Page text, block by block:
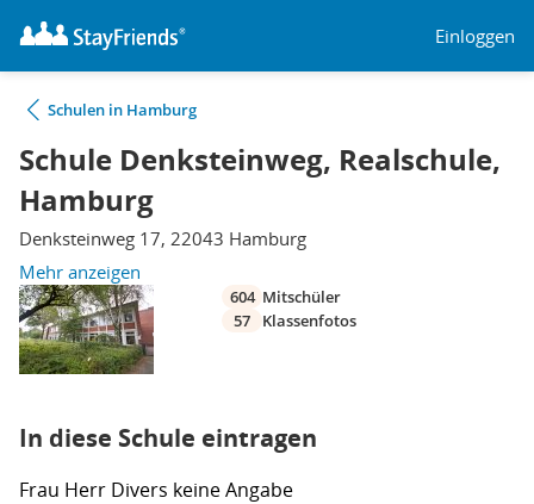
Einloggen
Schulen in Hamburg
Schule Denksteinweg, Realschule,
Hamburg
Denksteinweg 17, 22043 Hamburg
Mehr anzeigen
604 Mitschüler
57
Klassenfotos
In diese Schule eintragen
Frau Herr Divers keine Angabe